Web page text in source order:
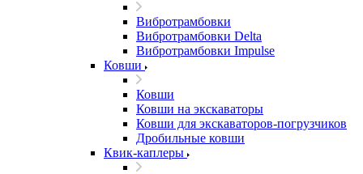
Вибротрамбовки
Вибротрамбовки Delta
Вибротрамбовки Impulse
Ковши
Ковши
Ковши на экскаваторы
Ковши для экскаваторов-погрузчиков
Дробильные ковши
Квик-каплеры